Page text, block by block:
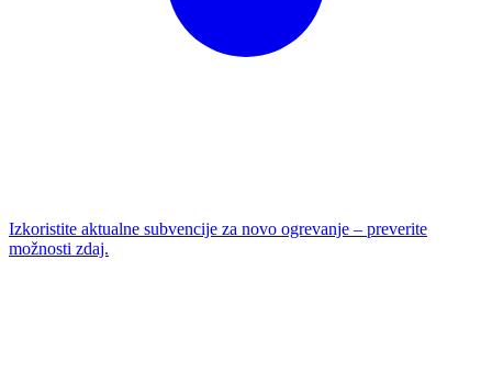
Izkoristite aktualne subvencije za novo ogrevanje – preverite
možnosti zdaj.